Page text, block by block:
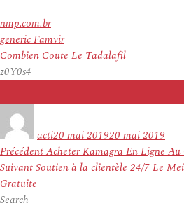
nmp.com.br
generic Famvir
Combien Coute Le Tadalafil
z0Y0s4
actile
20 mai 201920 mai 2019
Navigation
de
l’article
PrécédentArticle
précédent :
Acheter Kamagra En Ligne Au
SuivantArticle
suivant :
Soutien à la clientèle 24/7 Le
Gratuite